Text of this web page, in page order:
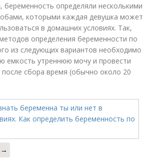
беременность определяли несколькими
которыми каждая девушка может
в домашних условиях. Так,
определения беременности по
из следующих вариантов необходимо
емкость утреннюю мочу и провести
после сбора время (обычно около 20
→